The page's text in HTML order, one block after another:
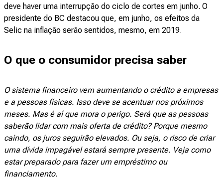
deve haver uma interrupção do ciclo de cortes em junho. O
presidente do BC destacou que, em junho, os efeitos da
Selic na inflação serão sentidos, mesmo, em 2019.
O que o consumidor precisa saber
O sistema financeiro vem aumentando o crédito a empresas
e a pessoas físicas. Isso deve se acentuar nos próximos
meses. Mas é aí que mora o perigo. Será que as pessoas
saberão lidar com mais oferta de crédito? Porque mesmo
caindo, os juros seguirão elevados. Ou seja, o risco de criar
uma dívida impagável estará sempre presente. Veja como
estar preparado para fazer um empréstimo ou
financiamento.